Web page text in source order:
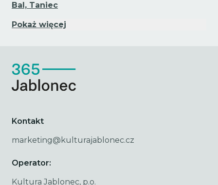
Bal, Taniec
Pokaż więcej
Kontakt
marketing@kulturajablonec.cz
Operator:
Kultura Jablonec, p.o.